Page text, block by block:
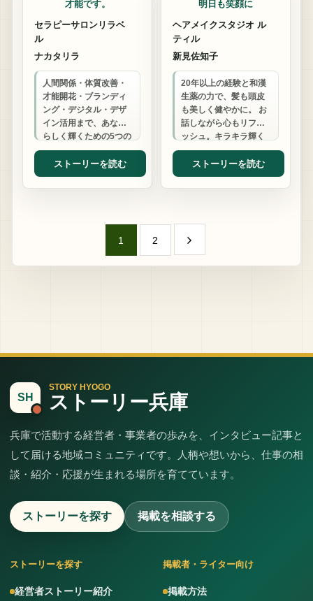
才能です。
セラピーサロンリラベ
ル
ナカタリラ
人間関係・体質改善・
才能開花・ブランディ
ング・デジタル・デザ
イン活用まで、あなた
らしく輝くための5つの
武器をお渡しします。
パソコン通信時代から
のネット歴を活か…
ストーリーを読む
明日も笑顔に
ヘアメイクスタジオ ル
ティル
新見佐知子
20年以上の経験と和漢
生薬の力で、髪も頭皮
も美しく健やかに。 お
話しながら心もリフレ
ッシュ。キラキラ輝く
アクセサリーで内側か
らも美しく。 あなたの
笑顔が私の喜び…
ストーリーを読む
1 2
SH
STORY HYOGO
ストーリー兵庫
兵庫で活動する経営者・事業者の歩みを、インタビュー記事と
して届ける地域コミュニティです。人柄や想いから、仕事の相
談・紹介・応援が生まれる場所を育てています。
ストーリーを探す 掲載を相談する
ストーリーを探す
経営者ストーリー紹介
掲載者・ライター向け
掲載方法